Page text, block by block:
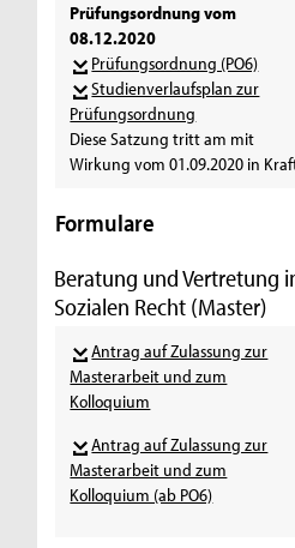
Prüfungsordnung vom
08.12.2020
Prüfungsordnung (PO6)
Studienverlaufsplan zur
Prüfungsordnung
Diese Satzung tritt am mit
Wirkung vom 01.09.2020 in
Formulare
Beratung und Vertretung
Sozialen Recht (Master)
Antrag auf Zulassung zur
Masterarbeit und zum
Kolloquium
Antrag auf Zulassung zur
Masterarbeit und zum
Kolloquium (ab PO6)